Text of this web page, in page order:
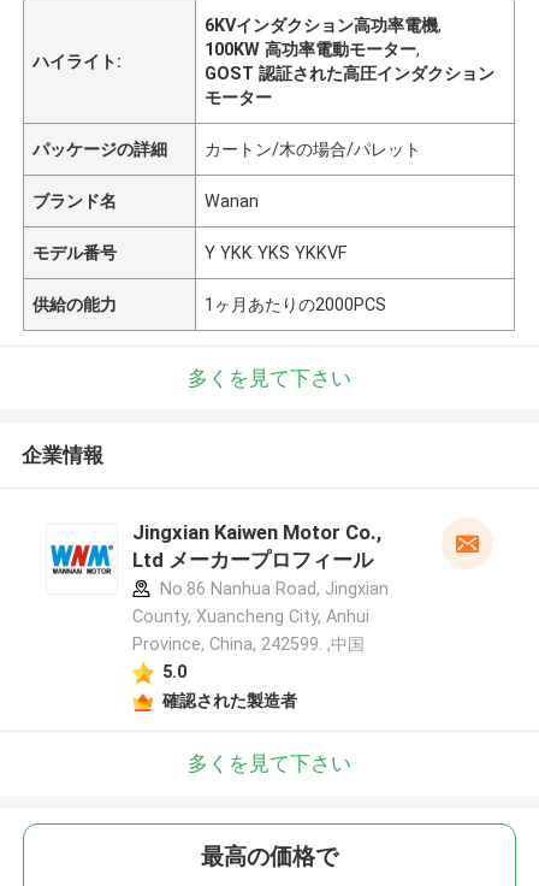
ハイライト:
6KVインダクション高功率電機,
100KW 高功率電動モーター,
GOST 認証された高圧インダクション
モーター
パッケージの詳細 カートン/木の場合/パレット
ブランド名 Wanan
モデル番号 Y YKK YKS YKKVF
供給の能力 1ヶ月あたりの2000PCS
多くを見て下さい
企業情報
Jingxian Kaiwen Motor Co.,
Ltd メーカープロフィール
No.86 Nanhua Road, Jingxian
County, Xuancheng City, Anhui
Province, China, 242599. ,中国
5.0
確認された製造者
多くを見て下さい
最高の価格で